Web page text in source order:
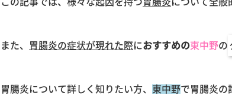
また、 胃腸炎の症状が現れた際におすすめの東中野の
胃腸炎について詳しく知りたい方、 東中野で胃腸炎の